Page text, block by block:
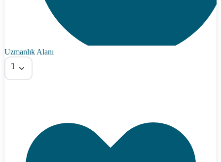
Uzmanlık Alanı
Tümü